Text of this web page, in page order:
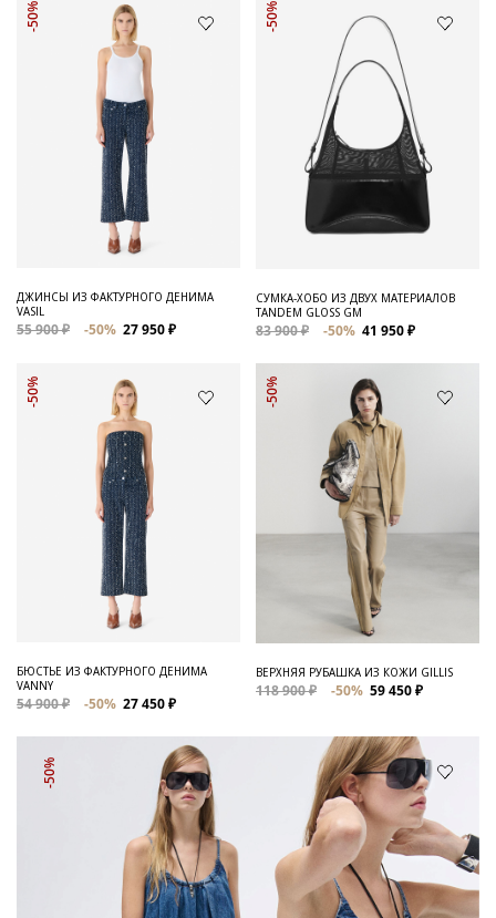
-50%
ДЖИНСЫ ИЗ ФАКТУРНОГО ДЕНИМА
VASIL
55 900 ₽ -50% 27 950 ₽
-50%
СУМКА-ХОБО ИЗ ДВУХ МАТЕРИАЛОВ
TANDEM GLOSS GM
83 900 ₽ -50% 41 950 ₽
-50%
БЮСТЬЕ ИЗ ФАКТУРНОГО ДЕНИМА
VANNY
54 900 ₽ -50% 27 450 ₽
-50%
ВЕРХНЯЯ РУБАШКА ИЗ КОЖИ GILLIS
118 900 ₽ -50% 59 450 ₽
-50%